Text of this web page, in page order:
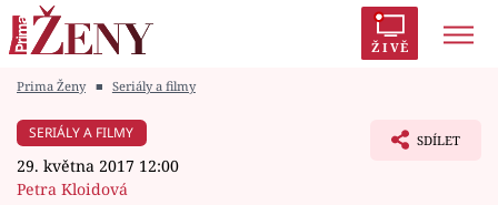
ŽIVĚ
Módní alarm
Prima Ženy ■ Seriály a filmy
SERIÁLY A FILMY
29. května 2017 12:00
Petra Kloidová
SDÍLET